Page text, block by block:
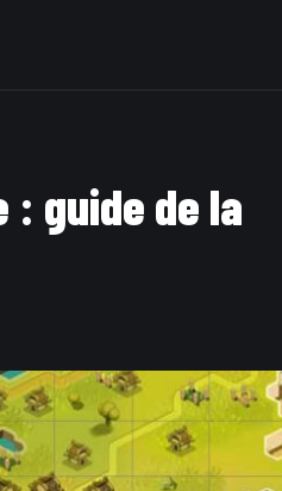
guide de la